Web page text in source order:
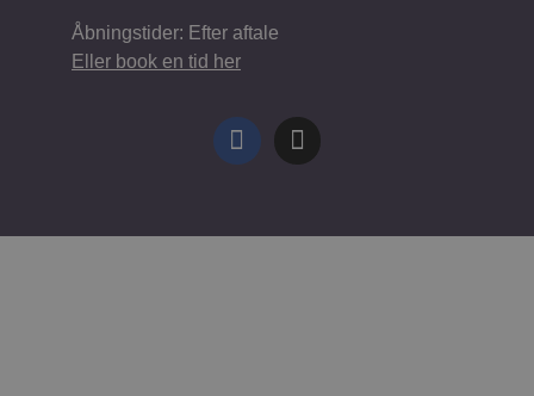
Åbningstider: Efter aftale
Eller book en tid her